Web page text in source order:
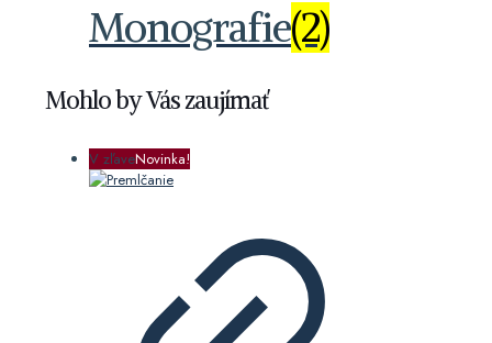
Monografie(2)
Mohlo by Vás zaujímať
V zľaveNovinka!